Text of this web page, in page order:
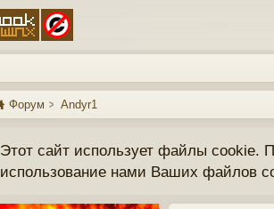
Форум Andyr1
Этот сайт использует файлы cookie.
использование нами Ваших файлов